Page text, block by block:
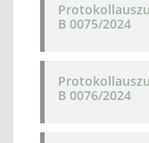
B 0075/2024
B 0076/2024